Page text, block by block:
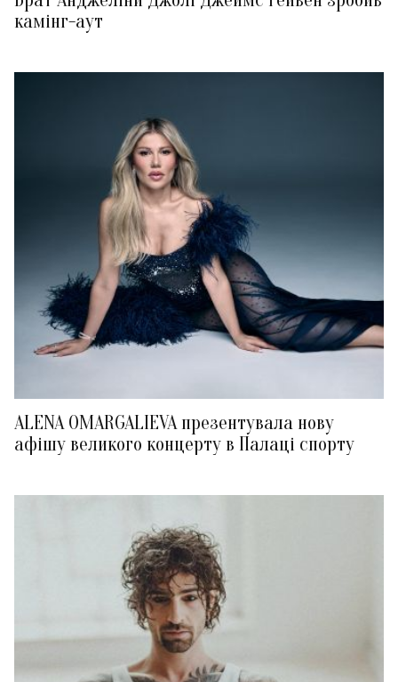
камінг-аут
ALENA OMARGALIEVA презентувала нову
афішу великого концерту в Палаці спорту